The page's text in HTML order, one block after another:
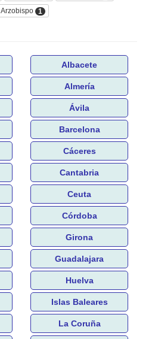
1
Albacete
Almería
Ávila
Barcelona
Cáceres
Cantabria
Ceuta
Córdoba
Girona
Guadalajara
Huelva
Islas Baleares
La Coruña